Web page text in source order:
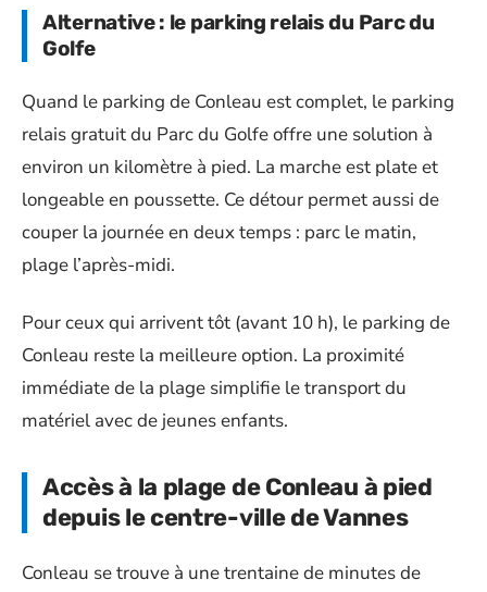
Alternative : le parking relais du Parc du
Golfe
Quand le parking de Conleau est complet, le parking
relais gratuit du Parc du Golfe offre une solution à
environ un kilomètre à pied. La marche est plate et
longeable en poussette. Ce détour permet aussi de
couper la journée en deux temps : parc le matin,
plage l’après-midi.
Pour ceux qui arrivent tôt (avant 10 h), le parking de
Conleau reste la meilleure option. La proximité
immédiate de la plage simplifie le transport du
matériel avec de jeunes enfants.
Accès à la plage de Conleau à pied
depuis le centre-ville de Vannes
Conleau se trouve à une trentaine de minutes de